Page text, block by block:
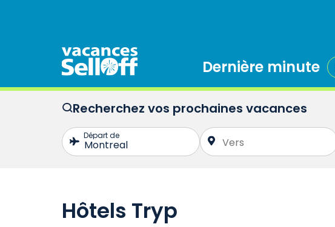
Dernière minute
Recherchez vos prochaines vacances
Hôtels Tryp